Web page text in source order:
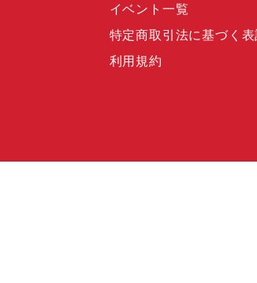
イベント一覧
特定商取引法に基づく表
利用規約